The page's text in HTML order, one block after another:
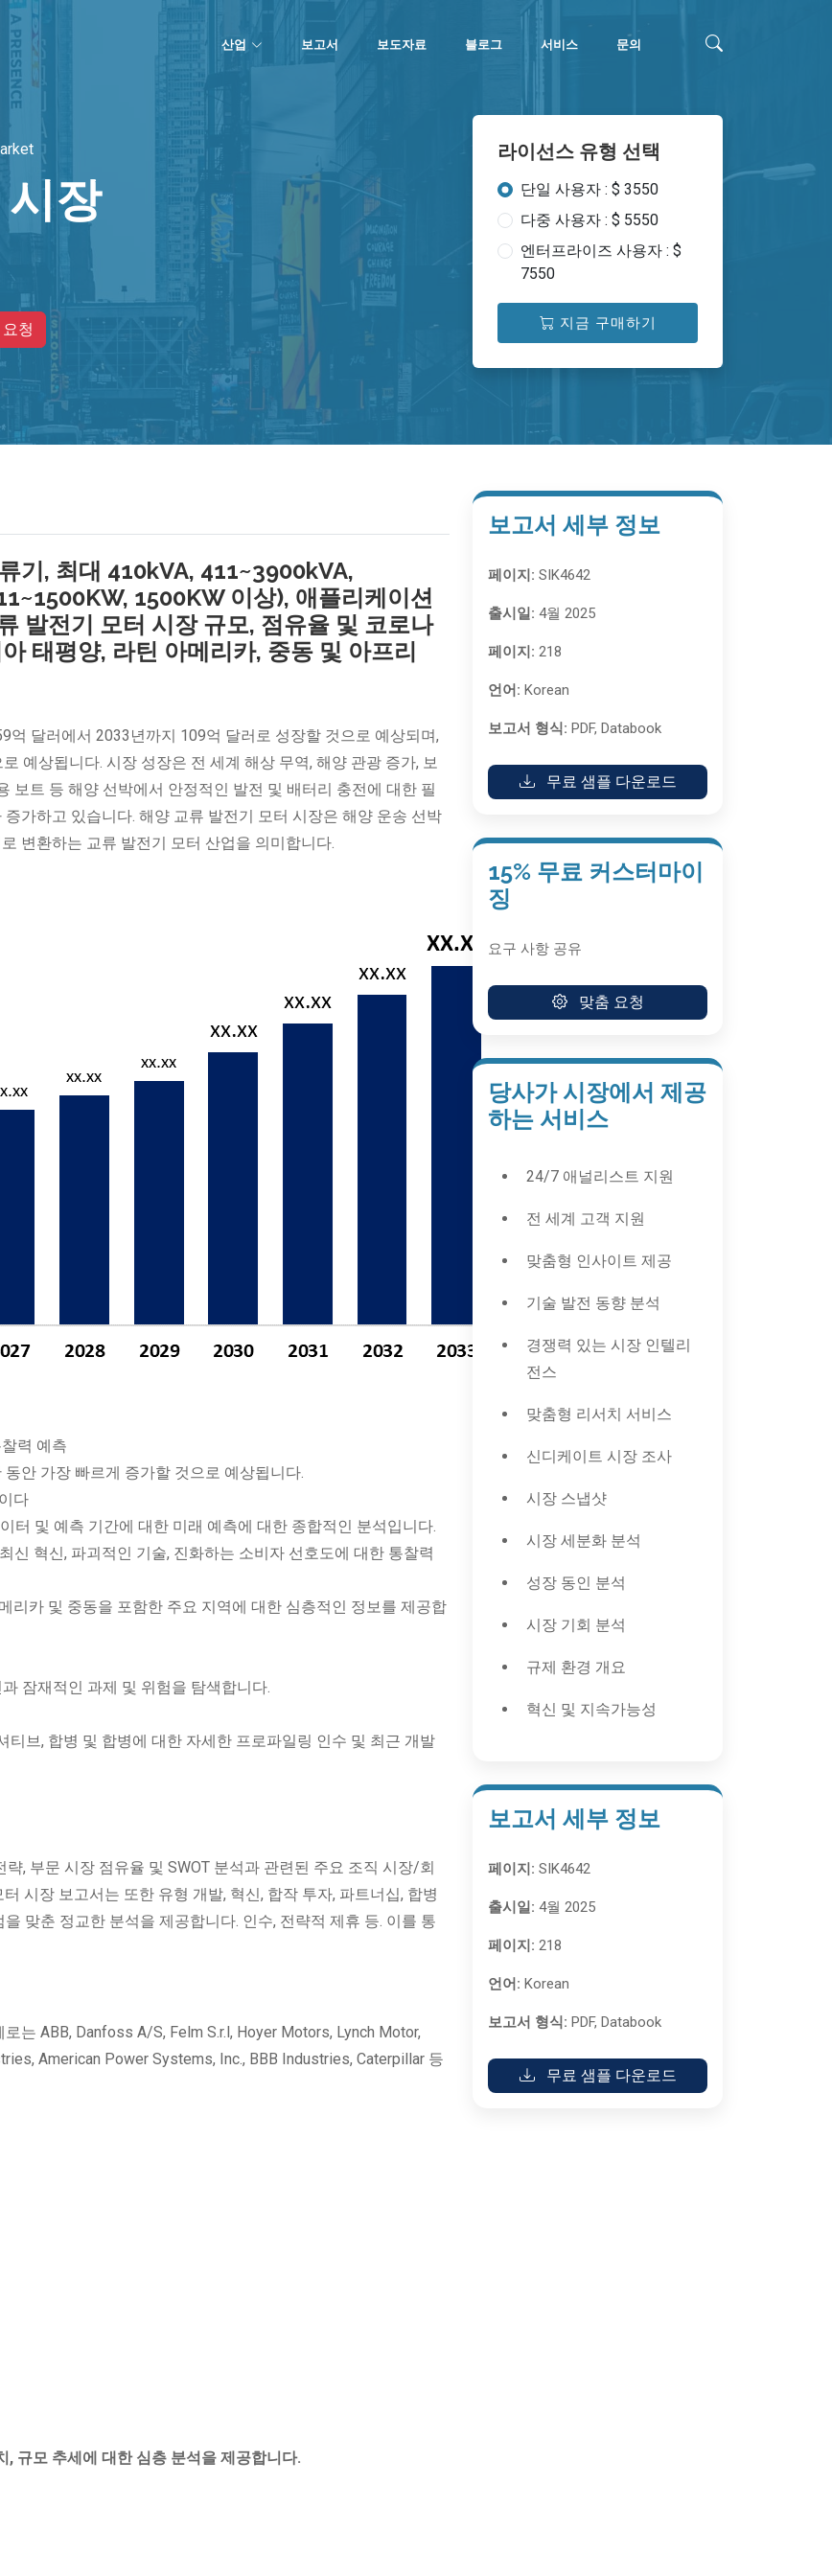
산업 보고서 보도자료 블로그 서비스 문의
장
청
라이선스 유형 선택
단일 사용자 : $ 3550
다중 사용자 : $ 5550
엔터프라이즈 사용자 : $
7550
지금 구매하기
기, 최대 410kVA, 411~3900kVA,
1500KW 이상), 애플리케이션
발전기 모터 시장 규모, 점유율 및 코로나
태평양, 라틴 아메리카, 중동 및 아프리
달러에서 2033년까지 109억 달러로 성장할 것으로 예상되며,
예상됩니다. 시장 성장은 전 세계 해상 무역, 해양 관광 증가, 보
보트 등 해양 선박에서 안정적인 발전 및 배터리 충전에 대한 필
가하고 있습니다. 해양 교류 발전기 모터 시장은 해양 운송 선박
변환하는 교류 발전기 모터 산업을 의미합니다.
력 예측
안 가장 빠르게 증가할 것으로 예상됩니다.
다
터 및 예측 기간에 대한 미래 예측에 대한 종합적인 분석입니다.
신 혁신, 파괴적인 기술, 진화하는 소비자 선호도에 대한 통찰력
리카 및 중동을 포함한 주요 지역에 대한 심층적인 정보를 제공합
잠재적인 과제 및 위험을 탐색합니다.
티브, 합병 및 합병에 대한 자세한 프로파일링 인수 및 최근 개발
, 부문 시장 점유율 및 SWOT 분석과 관련된 주요 조직 시장/회
시장 보고서는 또한 유형 개발, 혁신, 합작 투자, 파트너십, 합병
맞춘 정교한 분석을 제공합니다. 인수, 전략적 제휴 등. 이를 통
는 ABB, Danfoss A/S, Felm S.r.l, Hoyer Motors, Lynch Motor,
American Power Systems, Inc., BBB Industries, Caterpillar 등
규모 추세에 대한 심층 분석을 제공합니다.
보고서 세부 정보
페이지: SIK4642
출시일: 4월 2025
페이지: 218
언어: Korean
보고서 형식: PDF, Databook
무료 샘플 다운로드
15% 무료 커스터마이
징
요구 사항 공유
맞춤 요청
당사가 시장에서 제공
하는 서비스
24/7 애널리스트 지원
전 세계 고객 지원
맞춤형 인사이트 제공
기술 발전 동향 분석
경쟁력 있는 시장 인텔리
전스
맞춤형 리서치 서비스
신디케이트 시장 조사
시장 스냅샷
시장 세분화 분석
성장 동인 분석
시장 기회 분석
규제 환경 개요
혁신 및 지속가능성
보고서 세부 정보
페이지: SIK4642
출시일: 4월 2025
페이지: 218
언어: Korean
보고서 형식: PDF, Databook
무료 샘플 다운로드